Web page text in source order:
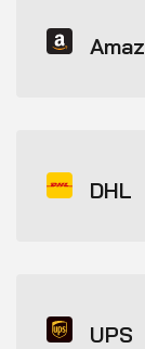
DHL
UPS